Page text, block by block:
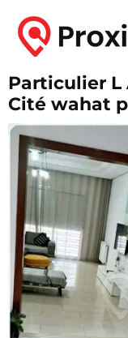
Particulier L
Cité wahat